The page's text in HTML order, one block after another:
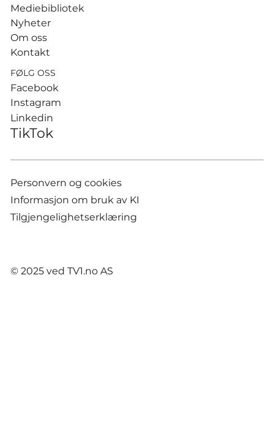
Mediebibliotek
Nyheter
Om oss
Kontakt
FØLG OSS
Facebook
Instagram
Linkedin
TikTok
Personvern og cookies
Informasjon om bruk av KI
Tilgjengelighetserklæring
© 2025 ved TV1.no AS